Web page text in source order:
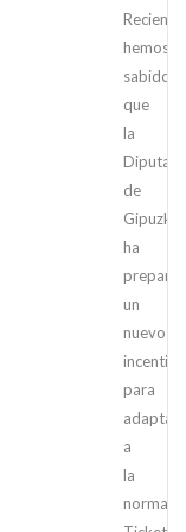
hemos
sabido
que
la
de
ha
un
nuevo
incentivo
para
a
la